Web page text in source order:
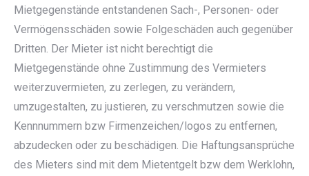
Mietgegenstände entstandenen Sach-, Personen- oder
Vermögensschäden sowie Folgeschäden auch gegenüber
Dritten. Der Mieter ist nicht berechtigt die
Mietgegenstände ohne Zustimmung des Vermieters
weiterzuvermieten, zu zerlegen, zu verändern,
umzugestalten, zu justieren, zu verschmutzen sowie die
Kennnummern bzw Firmenzeichen/logos zu entfernen,
abzudecken oder zu beschädigen. Die Haftungsansprüche
des Mieters sind mit dem Mietentgelt bzw dem Werklohn,